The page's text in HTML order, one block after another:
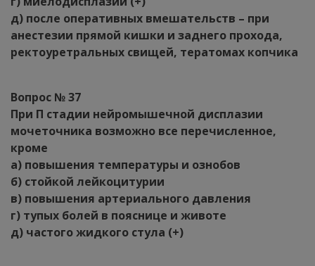
д) после оперативных вмешательств – при
анестезии прямой кишки и заднего прохода,
ректоуретральных свищей, тератомах копчика
Вопрос № 37
При П стадии нейромышечной дисплазии
мочеточника возможно все перечисленное,
кроме
а) повышения температуры и ознобов
б) стойкой лейкоцитурии
в) повышения артериального давления
г) тупых болей в пояснице и животе
д) частого жидкого стула (+)